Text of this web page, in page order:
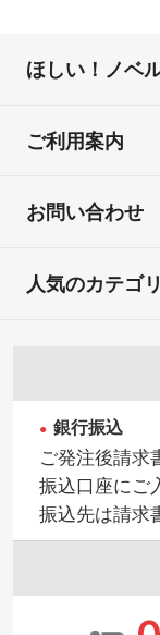
ほしい！ノベ
ご利用案内
お問い合わせ
銀行振込
ご発注後請求
振込口座にご
振込先は請求
人気のカテゴ